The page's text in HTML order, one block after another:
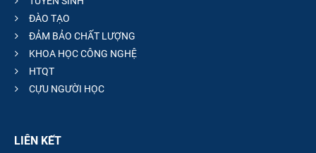
ĐÀO TẠO
ĐẢM BẢO CHẤT LƯỢNG
KHOA HỌC CÔNG NGHỆ
HTQT
CỰU NGƯỜI HỌC
LIÊN KẾT